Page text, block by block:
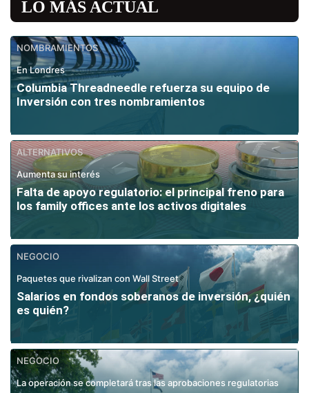
LO MÁS ACTUAL
NOMBRAMIENTOS
En Londres
Columbia Threadneedle refuerza su equipo de
Inversión con tres nombramientos
ALTERNATIVOS
Aumenta su interés
Falta de apoyo regulatorio: el principal freno para
los family offices ante los activos digitales
NEGOCIO
Paquetes que rivalizan con Wall Street
Salarios en fondos soberanos de inversión, ¿quién
es quién?
NEGOCIO
La operación se completará tras las aprobaciones regulatorias